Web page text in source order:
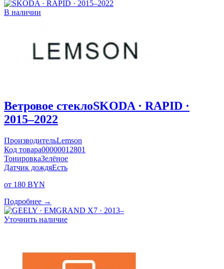
В наличии
Ветровое стеклоSKODA · RAPID ·
2015–2022
ПроизводительLemson
Код товара00000012801
ТонировкаЗелёное
Датчик дождяЕсть
от 180 BYN
Подробнее →
Уточнить наличие